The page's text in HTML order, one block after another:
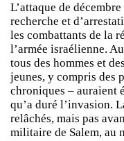
L’attaque de
recherche et
les combattants de la
l’armée israélienne.
tous des hommes et
jeunes, y compris des
chroniques – auraient
qu’a duré l’invasion.
relâchés, mais pas
militaire de Salem, au